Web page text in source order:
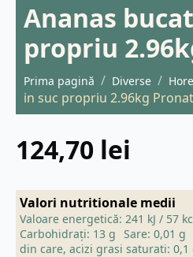
Ananas
propriu
Prima pagină Diverse
in suc propriu 2.96kg Pronat
124,70 lei
Valori nutritionale medii
Valoare energetică: 241 kJ / 57
Carbohidrați: 13 g Sare: 0,01 g
din care, acizi grasi saturati: 0,1